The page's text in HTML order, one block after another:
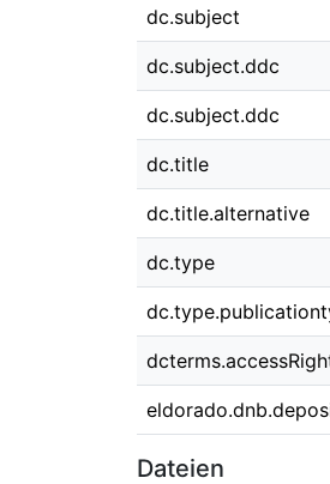
dc.subject
dc.subject.ddc
dc.subject.ddc
dc.title
dc.title.alternative
dc.type
Dateien